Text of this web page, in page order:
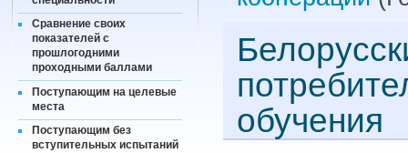
Сравнение своих
показателей с
прошлогодними
проходными баллами
Поступающим на целевые
места
Поступающим без
вступительных испытаний
обучения